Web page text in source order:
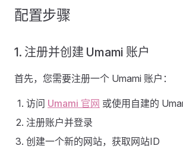
配置步骤
1. 注册并创建 Umami 账户
首先，您需要注册一个 Umami 账户：
访问 Umami 官网 或使用自建的
注册账户并登录
创建一个新的网站，获取网站ID